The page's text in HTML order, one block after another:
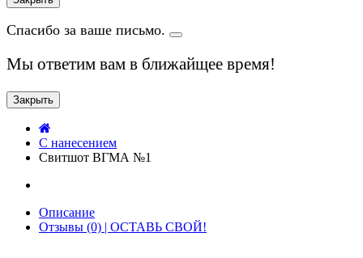
Спасибо за ваше письмо.
Мы ответим вам в ближайщее время!
Закрыть
C нанесением
Свитшот ВГМА №1
Описание
Отзывы (0) | ОСТАВЬ СВОЙ!